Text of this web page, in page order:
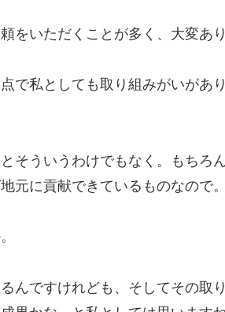
をいただくことが多く、大変あり
で私としても取り組みがいがあ
そういうわけでもなく。もちろ
元に貢献できているものなので。
んですけれども、そしてその取